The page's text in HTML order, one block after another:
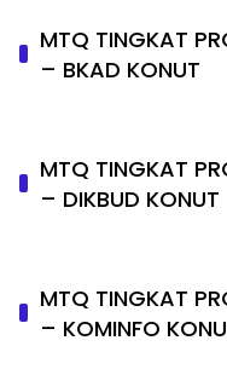
MTQ TINGKAT
– BKAD KONUT
MTQ TINGKAT
– DIKBUD KONUT
MTQ TINGKAT
– KOMINFO